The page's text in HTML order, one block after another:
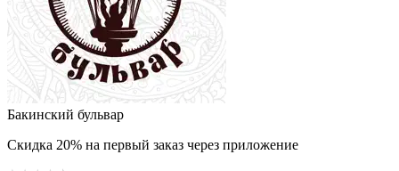
Бакинский бульвар
Скидка 20% на первый заказ через приложение